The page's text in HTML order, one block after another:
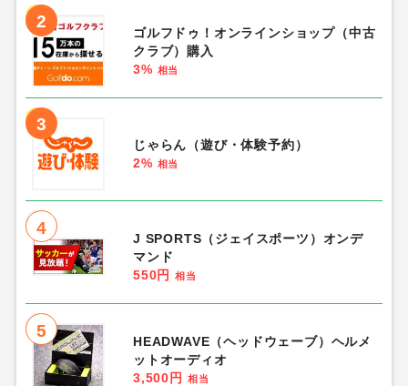
2
ゴルフドゥ！オンラインショップ（中古
クラブ）購入
3% 相当
3
じゃらん（遊び・体験予約）
2% 相当
4
J SPORTS（ジェイスポーツ）オンデ
マンド
550円
相当
5
HEADWAVE（ヘッドウェーブ）ヘルメ
ットオーディオ
3,500円
相当